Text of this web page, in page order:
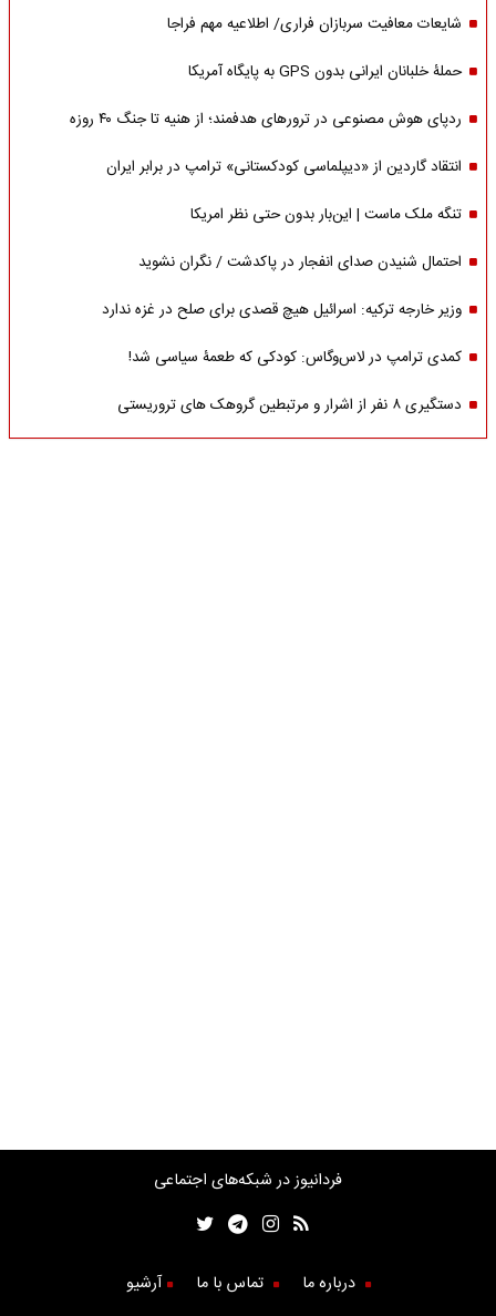
شایعات معافیت سربازان فراری/ اطلاعیه مهم فراجا
حملۀ خلبانان ایرانی بدون GPS به پایگاه آمریکا
ردپای هوش مصنوعی در ترورهای هدفمند؛ از هنیه تا جنگ ۴۰ روزه
انتقاد گاردین از «دیپلماسی کودکستانی» ترامپ در برابر ایران
تنگه ملک ماست | این‌بار بدون حتی نظر امریکا
احتمال شنیدن صدای انفجار در پاکدشت / نگران نشوید
وزیر خارجه ترکیه: اسرائیل هیچ قصدی برای صلح در غزه ندارد
کمدی ترامپ در لاس‌وگاس: کودکی که طعمۀ سیاسی شد!
دستگیری ۸ نفر از اشرار و مرتبطین گروهک های تروریستی
فردانیوز در شبکه‌های اجتماعی
درباره ما تماس با ما آرشیو